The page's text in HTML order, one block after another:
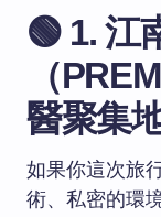
🟢 1. 江
（
醫聚集
如果你這次旅
術、私密的環